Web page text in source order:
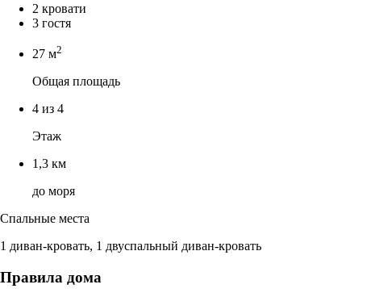
2 кровати
3 гостя
27 м2
Общая площадь
4 из 4
Этаж
1,3 км
до моря
Спальные места
1 диван-кровать, 1 двуспальный диван-кровать
Правила дома